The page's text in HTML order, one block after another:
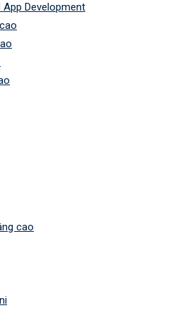
Development
cao